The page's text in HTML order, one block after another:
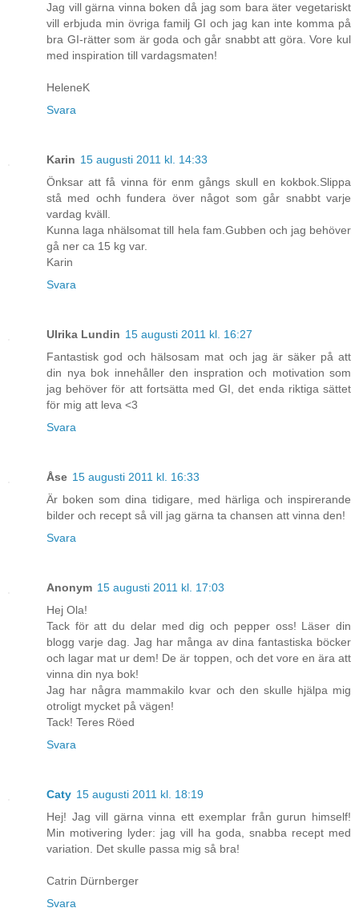
Jag vill gärna vinna boken då jag som bara äter vegetariskt
vill erbjuda min övriga familj GI och jag kan inte komma på
bra GI-rätter som är goda och går snabbt att göra. Vore kul
med inspiration till vardagsmaten!
HeleneK
Svara
Karin 15 augusti 2011 kl. 14:33
Önksar att få vinna för enm gångs skull en kokbok.Slippa
stå med ochh fundera över något som går snabbt varje
vardag kväll.
Kunna laga nhälsomat till hela fam.Gubben och jag behöver
gå ner ca 15 kg var.
Karin
Svara
Ulrika Lundin 15 augusti 2011 kl. 16:27
Fantastisk god och hälsosam mat och jag är säker på att
din nya bok innehåller den inspration och motivation som
jag behöver för att fortsätta med GI, det enda riktiga sättet
för mig att leva <3
Svara
Åse 15 augusti 2011 kl. 16:33
Är boken som dina tidigare, med härliga och inspirerande
bilder och recept så vill jag gärna ta chansen att vinna den!
Svara
Anonym 15 augusti 2011 kl. 17:03
Hej Ola!
Tack för att du delar med dig och pepper oss! Läser din
blogg varje dag. Jag har många av dina fantastiska böcker
och lagar mat ur dem! De är toppen, och det vore en ära att
vinna din nya bok!
Jag har några mammakilo kvar och den skulle hjälpa mig
otroligt mycket på vägen!
Tack! Teres Röed
Svara
Caty 15 augusti 2011 kl. 18:19
Hej! Jag vill gärna vinna ett exemplar från gurun himself!
Min motivering lyder: jag vill ha goda, snabba recept med
variation. Det skulle passa mig så bra!
Catrin Dürnberger
Svara